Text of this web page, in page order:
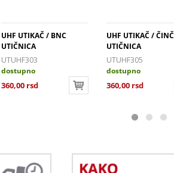
UHF UTIKAČ / BNC
UTIČNICA
UTUHF303
dostupno
360,00 rsd
UHF UTIKAČ / ČINČ
UTIČNICA
UTUHF305
dostupno
360,00 rsd